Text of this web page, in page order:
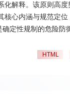
解释。该原则高
心内涵与规范定
定性规制的危险防
的体系化适用需经
则到规则的预防规
HTML